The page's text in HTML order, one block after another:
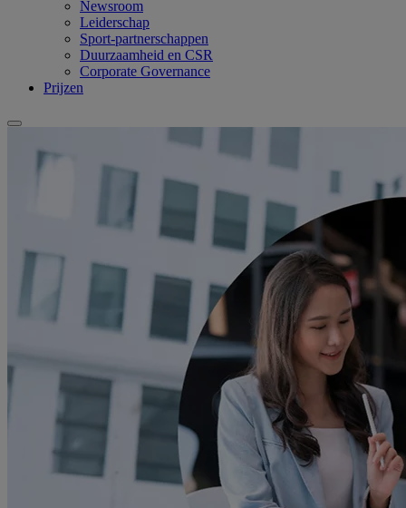
Newsroom
Leiderschap
Sport-partnerschappen
Duurzaamheid en CSR
Corporate Governance
Prijzen